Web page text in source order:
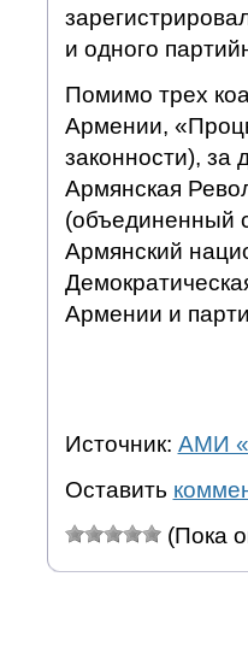
и одного
Помимо трех
Армении,
законности), за
Армянская
(объединенный
Армянский
Армении и
Источник: АМИ
Оставить
(Пока